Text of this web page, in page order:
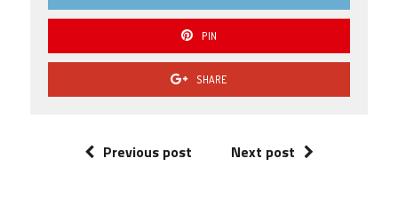
PIN
SHARE
Previous post Next post